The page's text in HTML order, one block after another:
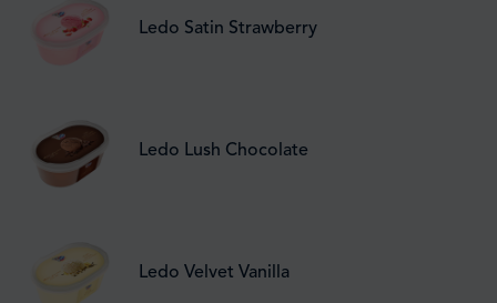
Ledo Satin Strawberry
Ledo Lush Chocolate
Ledo Velvet Vanilla